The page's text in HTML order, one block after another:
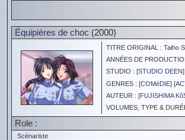
Équipières de choc (2000)
TITRE ORIGINAL : Taiho
ANNÉES DE
STUDIO : [STUDIO DEEN]
GENRES : [COMéDIE] [
AUTEUR : [FUJISHIMA
VOLUMES, TYPE &
Role :
Scénariste